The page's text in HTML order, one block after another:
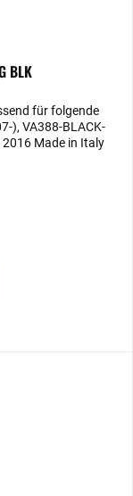
BLK
für folgende
), VA388-BLACK-
2016 Made in Italy